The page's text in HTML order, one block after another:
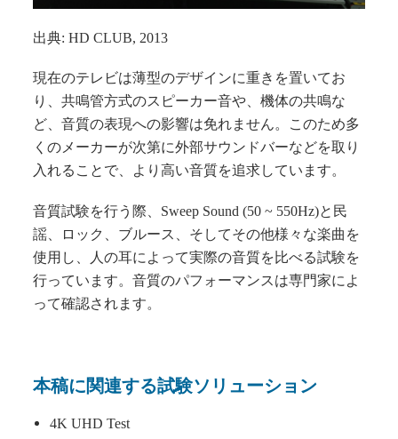
出典: HD CLUB, 2013
現在のテレビは薄型のデザインに重きを置いてお
り、共鳴管方式のスピーカー音や、機体の共鳴な
ど、音質の表現への影響は免れません。このため多
くのメーカーが次第に外部サウンドバーなどを取り
入れることで、より高い音質を追求しています。
音質試験を行う際、Sweep Sound (50 ~ 550Hz)と民
謡、ロック、ブルース、そしてその他様々な楽曲を
使用し、人の耳によって実際の音質を比べる試験を
行っています。音質のパフォーマンスは専門家によ
って確認されます。
本稿に関連する試験ソリューション
4K UHD Test